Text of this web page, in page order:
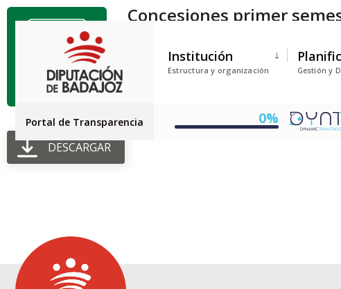
Institución
Estructura y organización Gestión y
Portal de Transparencia 0%
Concesiones primer
Creado: 03-07-2026
Actualizado: 03-07-2026
DESCARGAR